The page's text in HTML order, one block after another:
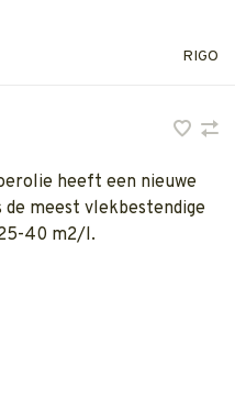
RIGO
heeft een nieuwe
de meest vlekbestendige
40 m2/l.